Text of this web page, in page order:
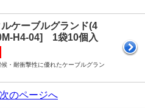
ケーブルグランド(4
H4-04] 1袋10個入
・耐衝撃性に優れたケーブルグラン
次のページへ